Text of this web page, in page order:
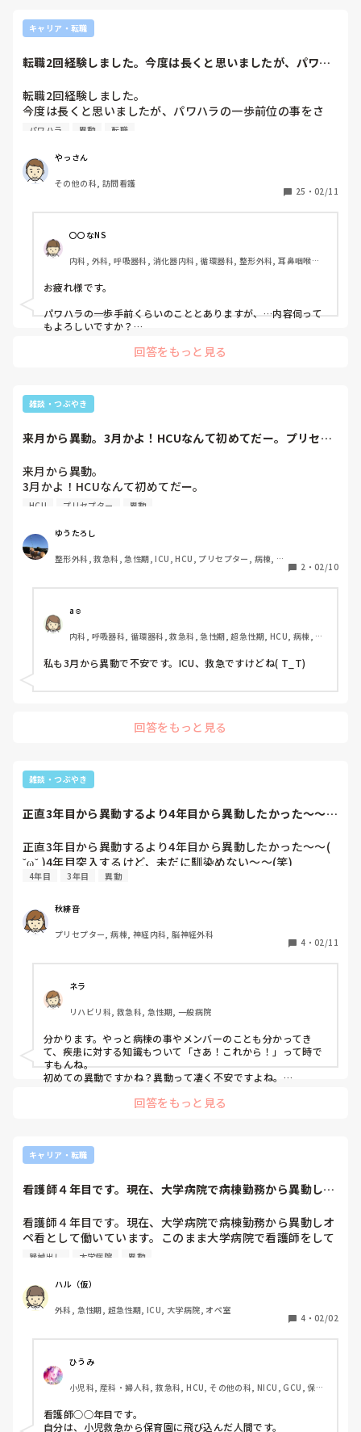
キャリア・転職
転職2回経験しました。今度は長くと思いましたが、パワハ
転職2回経験しました。
今度は長くと思いましたが、パワハラの一歩前位の事をさ
れ、もう出来ないと思いました。
お願いした方がいいか悩んでます。
パワハラ 異動 転職
やっさん
その他の科, 訪問看護
25 ・ 02/11
〇〇なNS
内科, 外科, 呼吸器科, 消化器内科, 循環器科, 整形外科, 耳鼻咽喉科,
お疲れ様です。
パワハラの一歩手前くらいのこととありますが、…内容伺って
もよろしいですか？
回答をもっと見る
雑談・つぶやき
来月から異動。3月かよ！HCUなんて初めてだー。プリセプ
来月から異動。
3月かよ！HCUなんて初めてだー。
プリセプターやってるから、ティーさんを最後まで見れない
HCU プリセプター 異動
ゆうたろし
整形外科, 救急科, 急性期, ICU, HCU, プリセプター, 病棟, リ
2 ・ 02/10
a☺︎
内科, 呼吸器科, 循環器科, 救急科, 急性期, 超急性期, HCU, 病棟, リ
私も3月から異動で不安です。ICU、救急ですけどね( T_T)
回答をもっと見る
雑談・つぶやき
正直3年目から異動するより4年目から異動したかった〜〜(
正直3年目から異動するより4年目から異動したかった〜〜(
˘ω˘ )4年目突入するけど、未だに馴染めない〜〜(笑)
4年目 3年目 異動
秋緋音
プリセプター, 病棟, 神経内科, 脳神経外科
4 ・ 02/11
ネラ
リハビリ科, 救急科, 急性期, 一般病院
分かります。やっと病棟の事やメンバーのことも分かってき
て、疾患に対する知識もついて「さあ！これから！」って時で
すもんね。
初めての異動ですかね？異動って凄く不安ですよね。
いでしょうかね。自分の所は、平均は3年位、短いと半年とか
回答をもっと見る
キャリア・転職
看護師４年目です。現在、大学病院で病棟勤務から異動しオ
看護師４年目です。現在、大学病院で病棟勤務から異動しオ
ペ看として働いています。このまま大学病院で看護師をして
いくことに悩み、転職を希望しています。病院以外で働かれ
外で働いたことのメリットやデメリット等教えて下さい。
器械出し 大学病院 異動
ハル（仮）
外科, 急性期, 超急性期, ICU, 大学病院, オペ室
4 ・ 02/02
ひうみ
小児科, 産科・婦人科, 救急科, HCU, その他の科, NICU, GCU, 保育
看護師○○年目です。
自分は、小児救急から保育園に飛び込んだ人間です。